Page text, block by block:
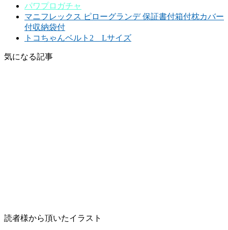
パワプロガチャ
マニフレックス ピローグランデ 保証書付箱付枕カバー
付収納袋付
トコちゃんベルト2 Lサイズ
気になる記事
読者様から頂いたイラスト